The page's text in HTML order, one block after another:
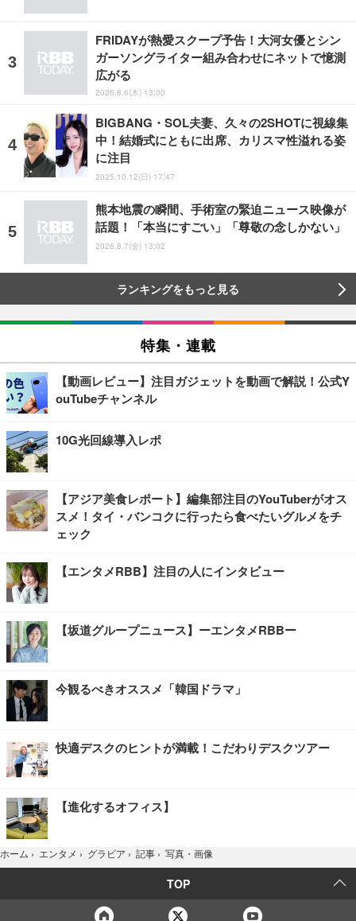
FRIDAYが熱愛スクープ予告！大河女優とシン
ガーソングライター組み合わせにネットで憶測
広がる
2026.8.6(木) 13:00
BIGBANG・SOL夫妻、久々の2SHOTに視線集
中！結婚式にともに出席、カリスマ性溢れる姿
に注目
2025.10.12(日) 17:47
熊本地震の瞬間、手術室の緊迫ニュース映像が
話題！「本当にすごい」「尊敬の念しかない」
2026.8.7(金) 13:02
ランキングをもっと見る
特集・連載
【動画レビュー】注目ガジェットを動画で解説！公式Y
ouTubeチャンネル
10G光回線導入レポ
【アジア美食レポート】編集部注目のYouTuberがオス
スメ！タイ・バンコクに行ったら食べたいグルメをチ
ェック
【エンタメRBB】注目の人にインタビュー
【坂道グループニュース】ーエンタメRBBー
今観るべきオススメ「韓国ドラマ」
快適デスクのヒントが満載！こだわりデスクツアー
【進化するオフィス】
ホーム › エンタメ › グラビア › 記事 › 写真・画像
TOP